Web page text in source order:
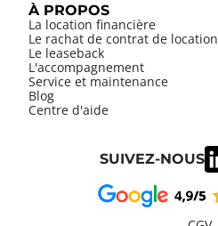
À PROPOS
La location financière
Le rachat de contrat de location
Le leaseback
L'accompagnement
Service et maintenance
Blog
Centre d'aide
SUIVEZ-NOUS